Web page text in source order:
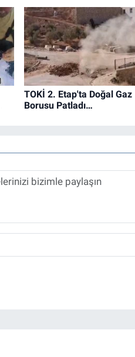
TOKİ 2. Etap'ta Doğal Gaz
Borusu Patladı…